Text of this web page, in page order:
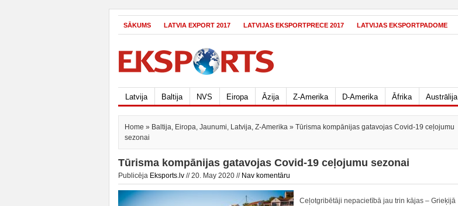
SĀKUMS LATVIA EXPORT 2017 LATVIJAS EKSPORTPRECE 2017 LATVIJAS EKSPORTPADOME
Latvija Baltija NVS Eiropa Āzija Z-Amerika D-Amerika Āfrika Austrālija
Home » Baltija, Eiropa, Jaunumi, Latvija, Z-Amerika » Tūrisma kompānijas gatavojas Covid-19 ceļojumu
sezonai
Tūrisma kompānijas gatavojas Covid-19 ceļojumu sezonai
Publicēja Eksports.lv // 20. May 2020 // Nav komentāru
Ceļotgribētāji nepacietībā jau trin kājas – Grieķijā